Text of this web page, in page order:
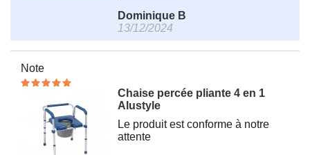
Dominique B
13/12/2024
Note
Chaise percée pliante 4 en 1
Alustyle
Le produit est conforme à notre
attente